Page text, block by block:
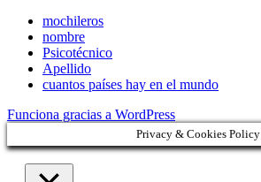
mochileros
nombre
Psicotécnico
Apellido
cuantos países hay en el mundo
Funciona gracias a WordPress
Privacy & Cookies Policy